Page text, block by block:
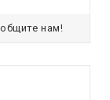
нам!